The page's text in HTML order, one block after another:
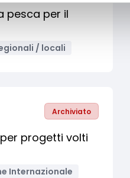
pesca per il
/ locali
Archiviato
progetti volti
Internazionale